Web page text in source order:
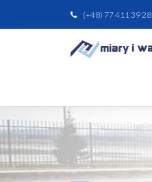
(+48) 77 411 39 28